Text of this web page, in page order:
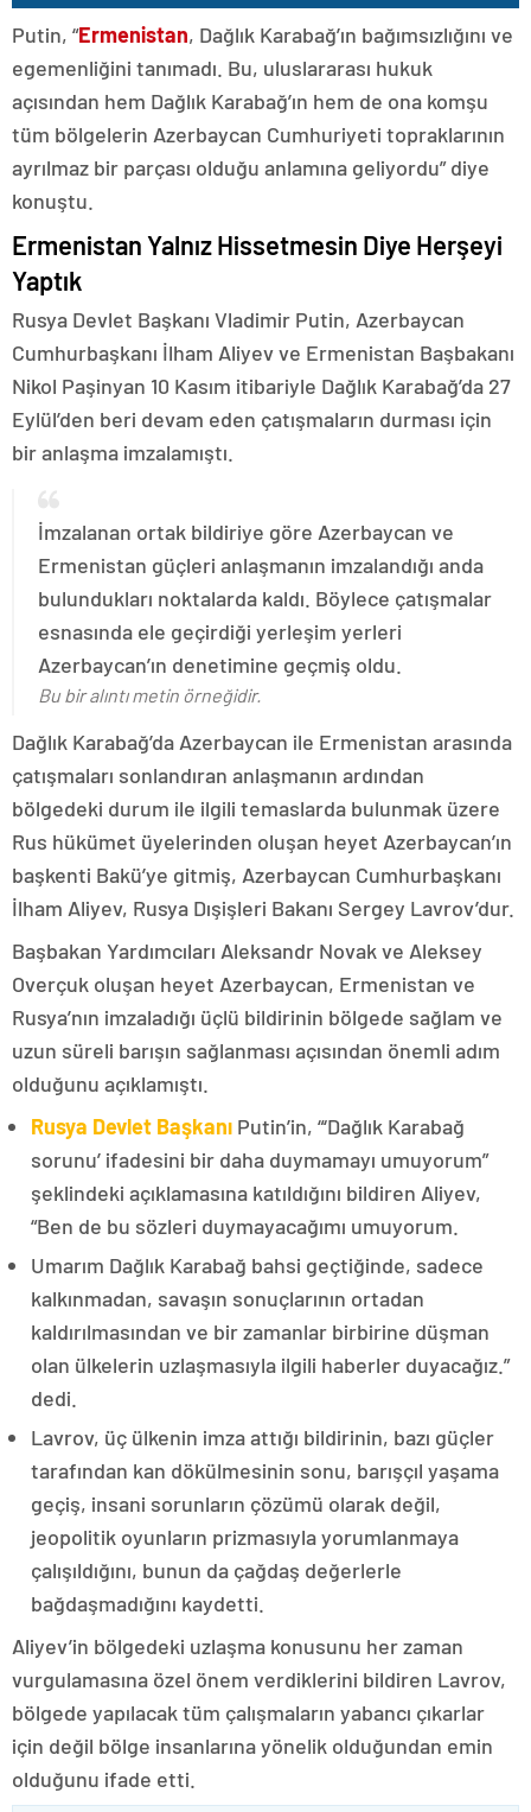
Putin, “Ermenistan, Dağlık Karabağ’ın bağımsızlığını ve
egemenliğini tanımadı. Bu, uluslararası hukuk
açısından hem Dağlık Karabağ’ın hem de ona komşu
tüm bölgelerin Azerbaycan Cumhuriyeti topraklarının
ayrılmaz bir parçası olduğu anlamına geliyordu” diye
konuştu.
Ermenistan Yalnız Hissetmesin Diye Herşeyi
Yaptık
Rusya Devlet Başkanı Vladimir Putin, Azerbaycan
Cumhurbaşkanı İlham Aliyev ve Ermenistan Başbakanı
Nikol Paşinyan 10 Kasım itibariyle Dağlık Karabağ’da 27
Eylül’den beri devam eden çatışmaların durması için
bir anlaşma imzalamıştı.
İmzalanan ortak bildiriye göre Azerbaycan ve
Ermenistan güçleri anlaşmanın imzalandığı anda
bulundukları noktalarda kaldı. Böylece çatışmalar
esnasında ele geçirdiği yerleşim yerleri
Azerbaycan’ın denetimine geçmiş oldu.
Bu bir alıntı metin örneğidir.
Dağlık Karabağ’da Azerbaycan ile Ermenistan arasında
çatışmaları sonlandıran anlaşmanın ardından
bölgedeki durum ile ilgili temaslarda bulunmak üzere
Rus hükümet üyelerinden oluşan heyet Azerbaycan’ın
başkenti Bakü’ye gitmiş, Azerbaycan Cumhurbaşkanı
İlham Aliyev, Rusya Dışişleri Bakanı Sergey Lavrov’dur.
Başbakan Yardımcıları Aleksandr Novak ve Aleksey
Overçuk oluşan heyet Azerbaycan, Ermenistan ve
Rusya’nın imzaladığı üçlü bildirinin bölgede sağlam ve
uzun süreli barışın sağlanması açısından önemli adım
olduğunu açıklamıştı.
Rusya Devlet Başkanı Putin’in, “‘Dağlık Karabağ
sorunu’ ifadesini bir daha duymamayı umuyorum”
şeklindeki açıklamasına katıldığını bildiren Aliyev,
“Ben de bu sözleri duymayacağımı umuyorum.
Umarım Dağlık Karabağ bahsi geçtiğinde, sadece
kalkınmadan, savaşın sonuçlarının ortadan
kaldırılmasından ve bir zamanlar birbirine düşman
olan ülkelerin uzlaşmasıyla ilgili haberler duyacağız.”
dedi.
Lavrov, üç ülkenin imza attığı bildirinin, bazı güçler
tarafından kan dökülmesinin sonu, barışçıl yaşama
geçiş, insani sorunların çözümü olarak değil,
jeopolitik oyunların prizmasıyla yorumlanmaya
çalışıldığını, bunun da çağdaş değerlerle
bağdaşmadığını kaydetti.
Aliyev’in bölgedeki uzlaşma konusunu her zaman
vurgulamasına özel önem verdiklerini bildiren Lavrov,
bölgede yapılacak tüm çalışmaların yabancı çıkarlar
için değil bölge insanlarına yönelik olduğundan emin
olduğunu ifade etti.